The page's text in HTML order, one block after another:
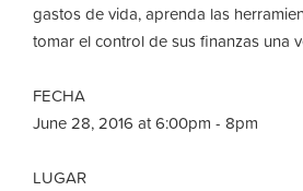
gastos de vida, aprenda las
tomar el control de sus finanzas una
FECHA
June 28, 2016 at 6:00pm - 8pm
LUGAR